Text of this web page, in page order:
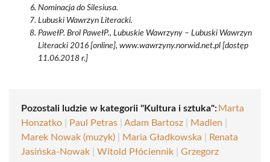
Nominacja do Silesiusa.
Lubuski Wawrzyn Literacki.
PawełP. Brol PawełP., Lubuskie Wawrzyny – Lubuski Wawrzyn
Literacki 2016 [online], www.wawrzyny.norwid.net.pl [dostęp
11.06.2018 r.]
Pozostali ludzie w kategorii "Kultura i sztuka": Marta
Honzatko
Paul Petras Adam Bartosz Madlen
Marek Nowak (muzyk)
Maria Gładkowska
Renata
Jasińska-Nowak
Witold Płóciennik
Grzegorz